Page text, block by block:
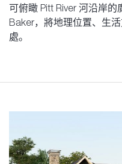
可俯瞰 Pitt River 河沿岸
Baker，將地理位置、生
處。